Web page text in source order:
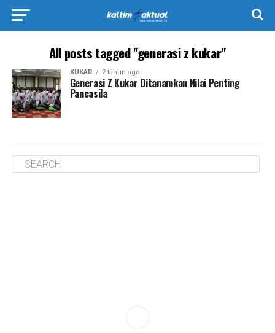
All posts tagged "generasi z kukar"
KUKAR 2 tahun ago
Generasi Z Kukar Ditanamkan Nilai Penting
Pancasila